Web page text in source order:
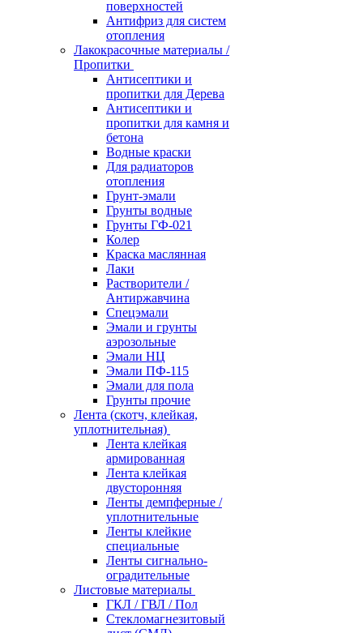
поверхностей
Антифриз для систем
отопления
Лакокрасочные материалы /
Пропитки
Антисептики и
пропитки для Дерева
Антисептики и
пропитки для камня и
бетона
Водные краски
Для радиаторов
отопления
Грунт-эмали
Грунты водные
Грунты ГФ-021
Колер
Краска маслянная
Лаки
Растворители /
Антиржавчина
Спецэмали
Эмали и грунты
аэрозольные
Эмали НЦ
Эмали ПФ-115
Эмали для пола
Грунты прочие
Лента (скотч, клейкая,
уплотнительная)
Лента клейкая
армированная
Лента клейкая
двусторонняя
Ленты демпферные /
уплотнительные
Ленты клейкие
специальные
Ленты сигнально-
оградительные
Листовые материалы
ГКЛ / ГВЛ / Пол
Стекломагнезитовый